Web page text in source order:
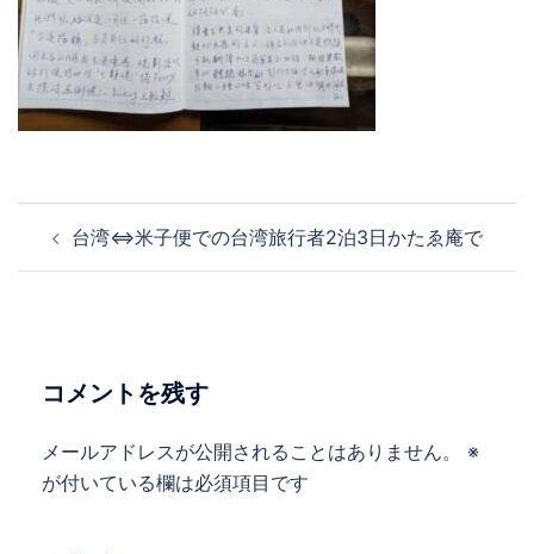
ョ
ン
台湾⇔米子便での台湾旅行者2泊3日かたゑ庵で
コメントを残す
メールアドレスが公開されることはありません。
※
が付いている欄は必須項目です